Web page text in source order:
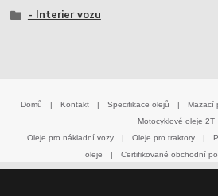
- Interier vozu
Domů | Kontakt | Specifikace olejů | Mazací
Motocyklové oleje 2T
Oleje pro nákladní vozy
| Oleje pro traktory |
oleje
| Certifikované obchodní